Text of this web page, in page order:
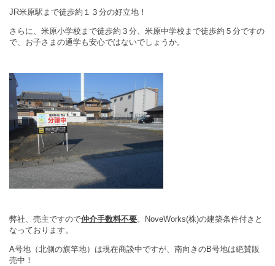
JR米原駅まで徒歩約１３分の好立地！
さらに、米原小学校まで徒歩約３分、米原中学校まで徒歩約５分ですの
で、お子さまの通学も安心ではないでしょうか。
弊社、売主ですので仲介手数料不要。NoveWorks(株)の建築条件付きと
なっております。
A号地（北側の旗竿地）は現在商談中ですが、南向きのB号地は絶賛販
売中！